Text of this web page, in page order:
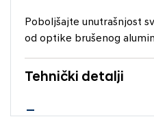
Poboljšajte unutrašnjost
od optike brušenog
Tehnički detalji